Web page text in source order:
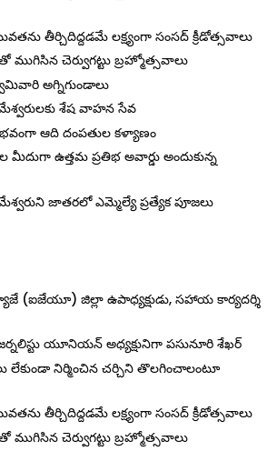
తీర్చిదిద్దడమే లక్ష్యంగా సంసద్ క్రీడోత్సవాలు
ముగిసిన చెర్వుగట్టు బ్రహ్మోత్సవాలు
అగ్నిగుండాలు
శేష వాహన సేవ
ఆది దంపతుల కళ్యాణం
మీదుగా ఉత్తమ ప్రతిభ అవార్డు అందుకున్న
జాతరలో ఎమ్మెల్యే ప్రత్యేక పూజలు
(ఐజేయూ) జిల్లా ఉపాధ్యక్షుడు, సహాయ కార్యదర్శి
యూనియన్ అధ్యక్షునిగా పసునూరి శేఖర్
లేకుండా నిర్మించిన చర్చిని తొలగించాలంటూ
తీర్చిదిద్దడమే లక్ష్యంగా సంసద్ క్రీడోత్సవాలు
ముగిసిన చెర్వుగట్టు బ్రహ్మోత్సవాలు